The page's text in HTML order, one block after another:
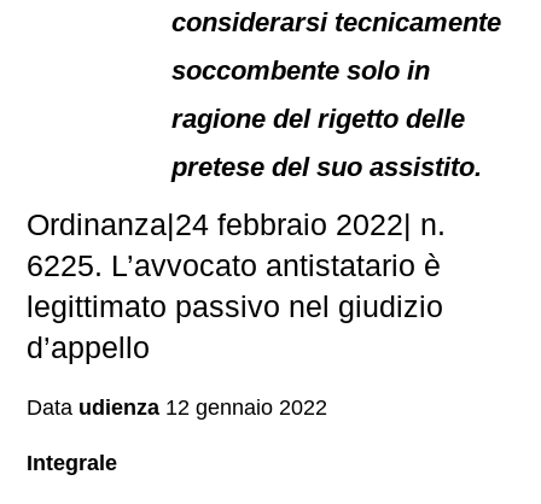
considerarsi tecnicamente
soccombente solo in
ragione del rigetto delle
pretese del suo assistito.
Ordinanza|24 febbraio 2022| n.
6225. L’avvocato antistatario è
legittimato passivo nel giudizio
d’appello
Data udienza 12 gennaio 2022
Integrale